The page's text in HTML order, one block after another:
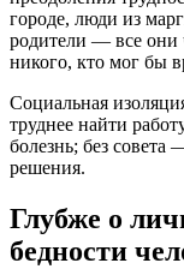
городе, люди из
родители — все они
никого, кто мог бы
Социальная
труднее найти
болезнь; без
решения.
Глубже о
бедности